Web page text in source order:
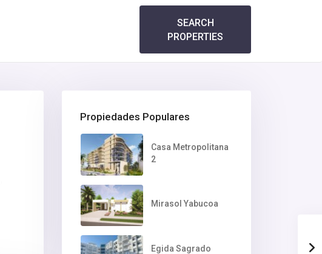
Propiedades Populares
Casa Metropolitana
2
Mirasol Yabucoa
Egida Sagrado